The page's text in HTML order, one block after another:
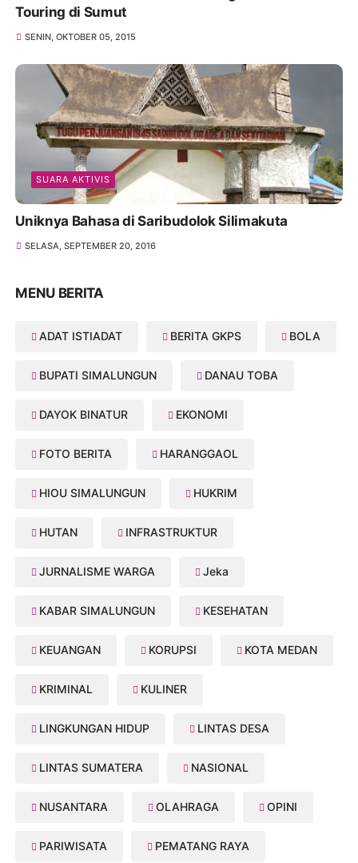
Touring di Sumut
SENIN, OKTOBER 05, 2015
SUARA AKTIVIS
Uniknya Bahasa di Saribudolok Silimakuta
SELASA, SEPTEMBER 20, 2016
MENU BERITA
ADAT ISTIADAT BERITA GKPS BOLA
BUPATI SIMALUNGUN DANAU TOBA
DAYOK BINATUR EKONOMI
FOTO BERITA HARANGGAOL
HIOU SIMALUNGUN HUKRIM
HUTAN INFRASTRUKTUR
JURNALISME WARGA Jeka
KABAR SIMALUNGUN KESEHATAN
KEUANGAN KORUPSI KOTA MEDAN
KRIMINAL KULINER
LINGKUNGAN HIDUP LINTAS DESA
LINTAS SUMATERA NASIONAL
NUSANTARA OLAHRAGA OPINI
PARIWISATA PEMATANG RAYA